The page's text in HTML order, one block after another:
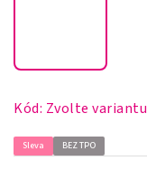
Kód: Zvolte variantu
Sleva BEZ TPO